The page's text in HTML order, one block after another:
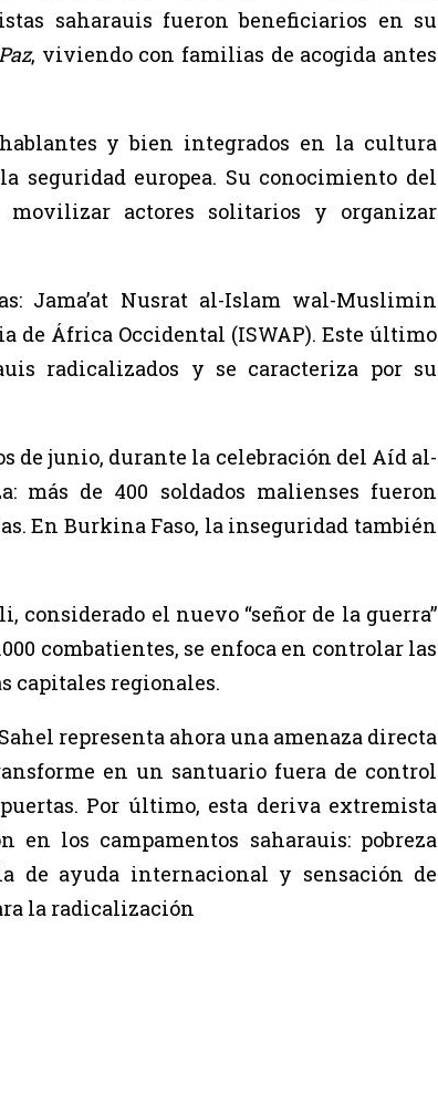
saharauis fueron beneficiarios en su
, viviendo con familias de acogida antes
y bien integrados en la cultura
seguridad europea. Su conocimiento del
actores solitarios y organizar
Jama’at Nusrat al-Islam wal-Muslimin
de África Occidental (ISWAP). Este último
radicalizados y se caracteriza por su
de junio, durante la celebración del Aíd al-
más de 400 soldados malienses fueron
En Burkina Faso, la inseguridad también
considerado el nuevo “señor de la guerra”
combatientes, se enfoca en controlar las
capitales regionales.
representa ahora una amenaza directa
en un santuario fuera de control
Por último, esta deriva extremista
los campamentos saharauis: pobreza
de ayuda internacional y sensación de
la radicalización